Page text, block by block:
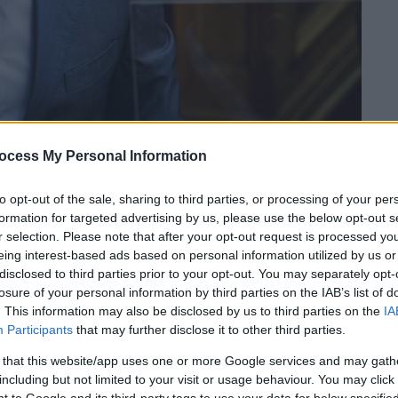
My Personal Information
opt-out of the sale, sharing to third parties, or processing of your
for targeted advertising by us, please use the below opt-out
selection. Please note that after your opt-out request is processed
interest-based ads based on personal information utilized by us
to third parties prior to your opt-out. You may separately
of your personal information by third parties on the IAB’s list of
This information may also be disclosed by us to third parties on the
Participants that may further disclose it to other third parties.
that this website/app uses one or more Google services and may
but not limited to your visit or usage behaviour. You may
το ΕΘΝΟΣ στη Google
δραστηριοτήτων ωςένδειξη
του κόμματος και τομεάρχη
οΣΥΡΙΖΑ-Προοδευτική Συμμαχία.
τη ζωή μόλις στα
κόσμο θα γίνει αύριο Τετάρτη στη